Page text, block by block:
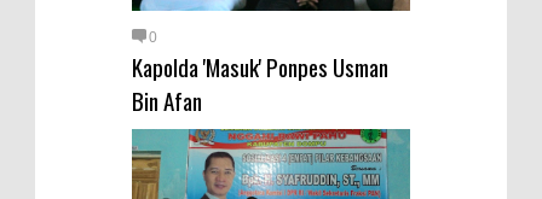
0
Kapolda 'Masuk' Ponpes Usman
Bin Afan